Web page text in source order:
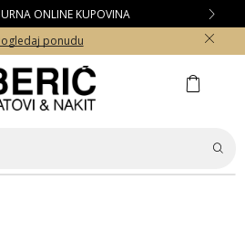
ONLINE KUPOVINA
ponudu